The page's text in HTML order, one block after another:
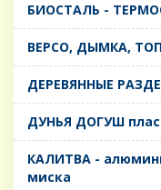
БИОСТАЛЬ -
ВЕРСО, ДЫМКА,
ДЕРЕВЯННЫЕ
ДУНЬЯ ДОГУШ
КАЛИТВА -
миска